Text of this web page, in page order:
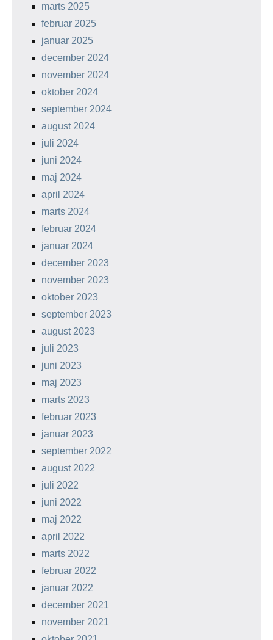
marts 2025
februar 2025
januar 2025
december 2024
november 2024
oktober 2024
september 2024
august 2024
juli 2024
juni 2024
maj 2024
april 2024
marts 2024
februar 2024
januar 2024
december 2023
november 2023
oktober 2023
september 2023
august 2023
juli 2023
juni 2023
maj 2023
marts 2023
februar 2023
januar 2023
september 2022
august 2022
juli 2022
juni 2022
maj 2022
april 2022
marts 2022
februar 2022
januar 2022
december 2021
november 2021